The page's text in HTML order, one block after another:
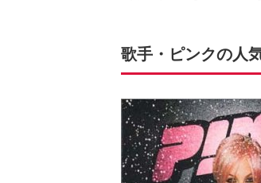
歌手・ピンクの人